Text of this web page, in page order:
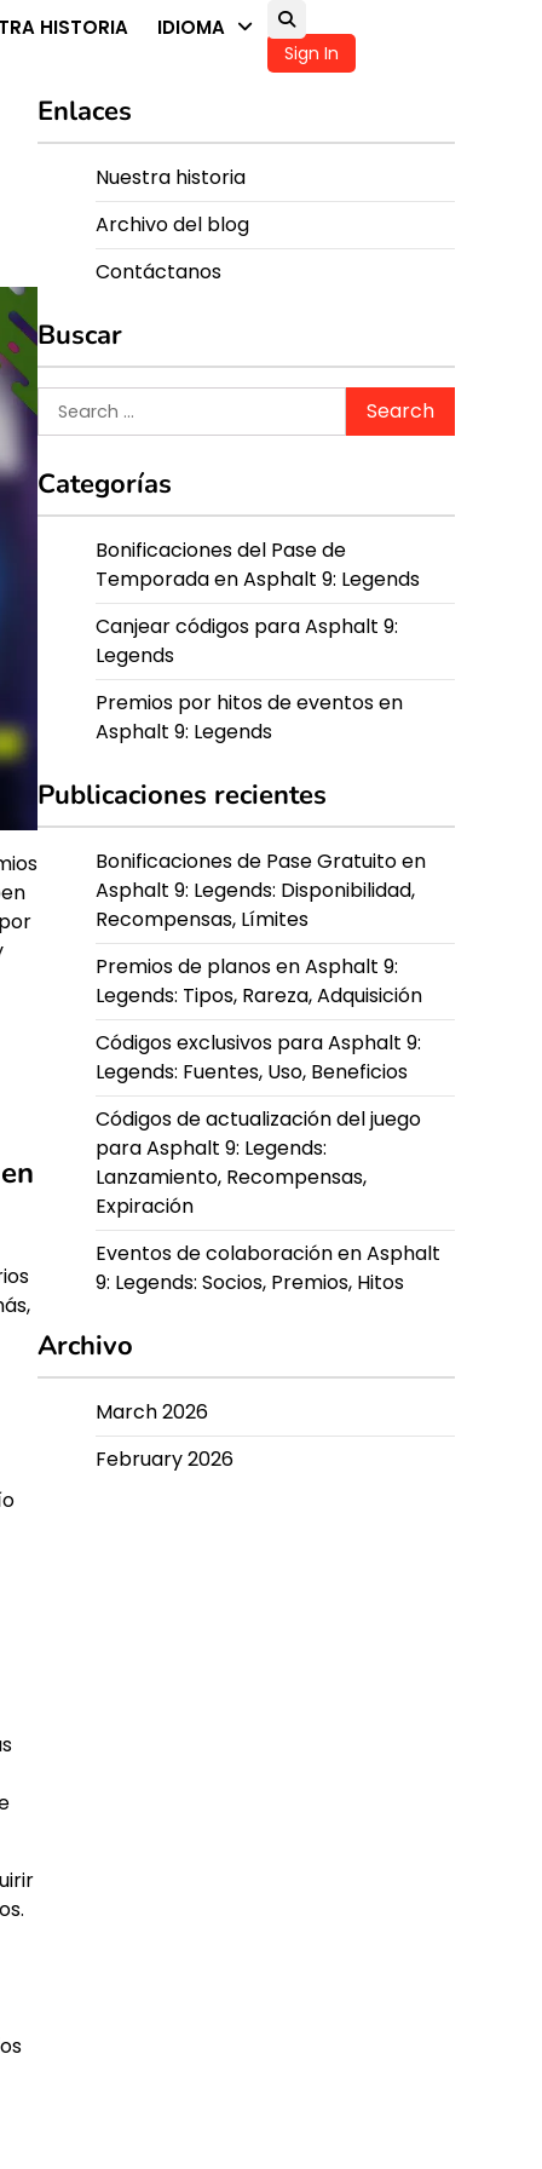
HISTORIA IDIOMA
Sign In
Enlaces
Nuestra historia
Archivo del blog
Contáctanos
Buscar
Search
for:
Categorías
Bonificaciones del Pase de
Temporada en Asphalt 9: Legends
Canjear códigos para Asphalt 9:
Legends
Premios por hitos de eventos en
Asphalt 9: Legends
Publicaciones recientes
Bonificaciones de Pase Gratuito en
Asphalt 9: Legends: Disponibilidad,
Recompensas, Límites
Premios de planos en Asphalt 9:
Legends: Tipos, Rareza, Adquisición
Códigos exclusivos para Asphalt 9:
Legends: Fuentes, Uso, Beneficios
Códigos de actualización del juego
para Asphalt 9: Legends:
Lanzamiento, Recompensas,
Expiración
Eventos de colaboración en Asphalt
9: Legends: Socios, Premios, Hitos
Archivo
March 2026
February 2026